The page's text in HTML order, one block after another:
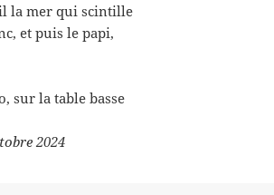
la mer qui scintille
et puis le papi,
sur la table basse
2024